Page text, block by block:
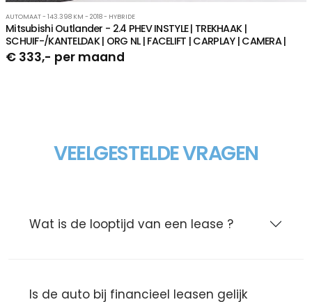
AUTOMAAT - 143.398 KM - 2018 - HYBRIDE
Mitsubishi Outlander - 2.4 PHEV INSTYLE | TREKHAAK |
SCHUIF-/KANTELDAK | ORG NL | FACELIFT | CARPLAY | CAMERA |
€ 333,- per maand
VEELGESTELDE VRAGEN
Wat is de looptijd van een lease ?
Is de auto bij financieel leasen gelijk